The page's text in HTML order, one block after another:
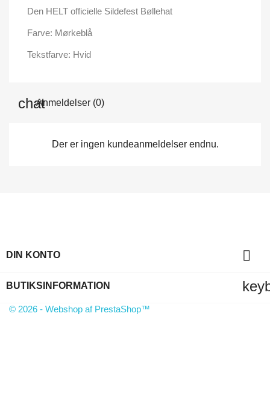
Den HELT officielle Sildefest Bøllehat
Farve: Mørkeblå
Tekstfarve: Hvid
Anmeldelser (0)
Der er ingen kundeanmeldelser endnu.
DIN KONTO 
BUTIKSINFORMATION
© 2026 - Webshop af PrestaShop™